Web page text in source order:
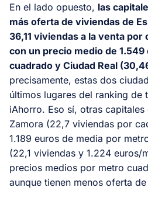
En el lado opuesto, las
más oferta de viviendas de
36,11 viviendas a la venta
con un precio medio de
cuadrado y Ciudad Real
precisamente, estas dos
últimos lugares del ranking de
iAhorro. Eso sí, otras
Zamora (22,7 viviendas por
1.189 euros de media por
(22,1 viviendas y 1.224 euros/
precios medios por metro
aunque tienen menos oferta